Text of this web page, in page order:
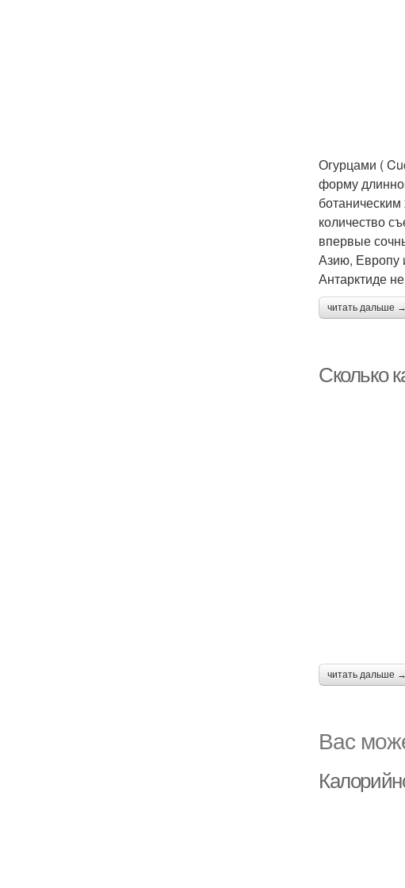
Огурцами (
форму
количество
впервые
Азию, Европу
Антарктиде
читать дальше →
Сколько
читать дальше →
Вас